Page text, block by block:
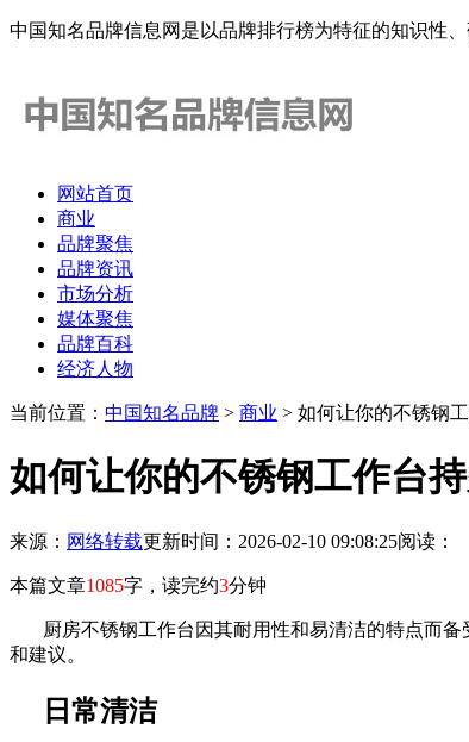
中国知名品牌信息网是以品牌排行榜为特征的知识性
网站首页
商业
品牌聚焦
品牌资讯
市场分析
媒体聚焦
品牌百科
经济人物
当前位置： 中国知名品牌 > 商业 > 如何让你的不锈钢
如何让你的不锈钢工作台
来源： 网络转载更新时间：2026-02-10 09:08:25阅读：
本篇文章1085字，读完约3分钟
厨房不锈钢工作台因其耐用性和易清洁的特点而
和建议。
日常清洁